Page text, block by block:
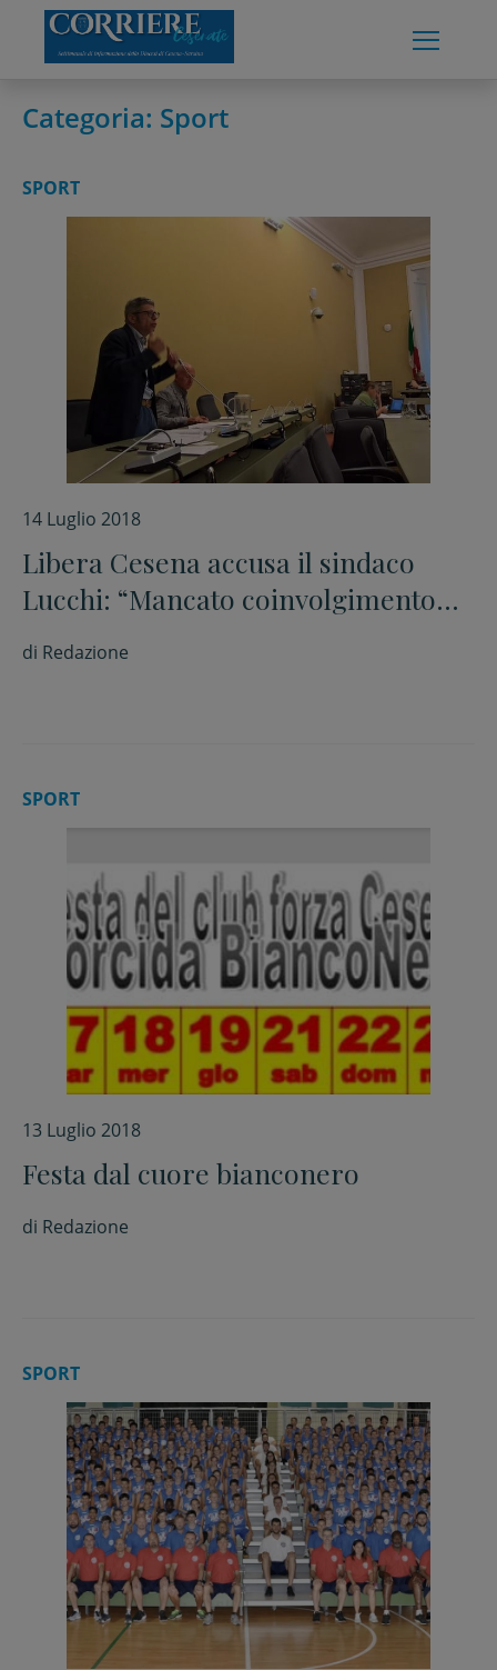
content
Categoria: Sport
SPORT
14 Luglio 2018
Libera Cesena accusa il sindaco
Lucchi: “Mancato coinvolgimento
della città”
di Redazione
SPORT
13 Luglio 2018
Festa dal cuore bianconero
di Redazione
SPORT